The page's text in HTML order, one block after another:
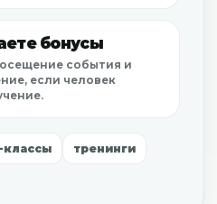
бонусы
события и
если человек
классы тренинги